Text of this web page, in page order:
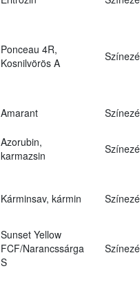
Ponceau 4R,
Kosnilvörös A
Amarant
Azorubin,
karmazsin
Kárminsav, kármin
Sunset Yellow
FCF/Narancssárga
S